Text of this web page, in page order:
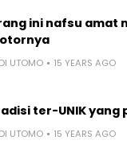
ini nafsu amat
UTOMO 15 YEARS AGO
ter-UNIK yang
UTOMO 15 YEARS AGO